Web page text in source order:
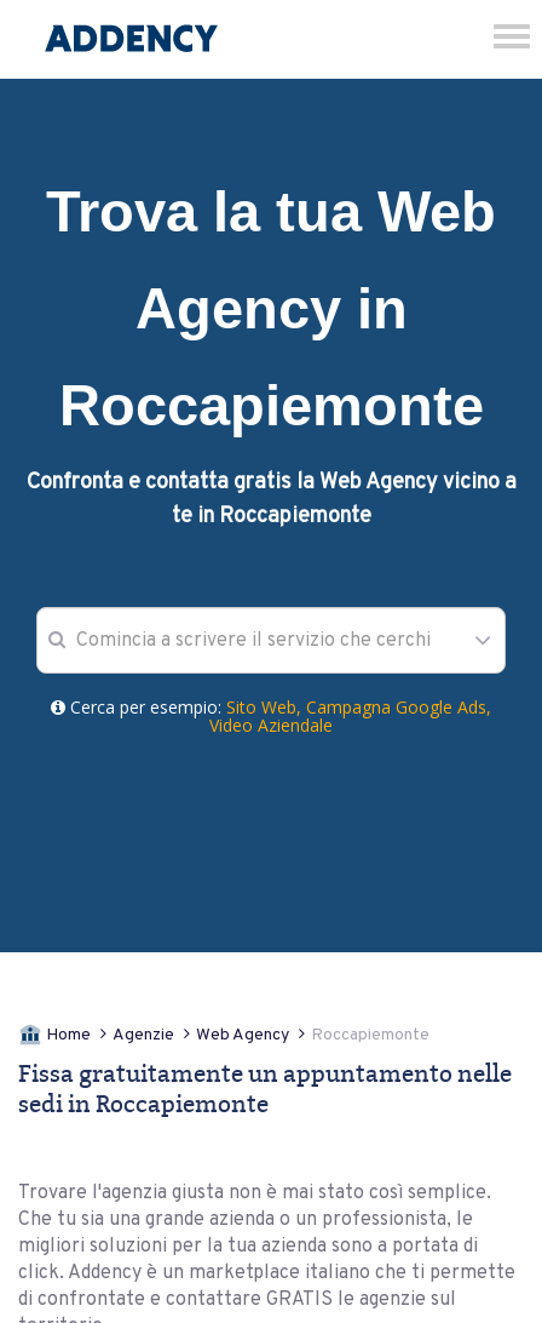
Trova la tua Web
Agency in
Roccapiemonte
Confronta e contatta gratis la Web Agency vicino a
te in Roccapiemonte
Cerca per esempio: Sito Web, Campagna Google Ads,
Video Aziendale
Home Agenzie Web Agency Roccapiemonte
Fissa gratuitamente un appuntamento nelle
sedi in Roccapiemonte
Trovare l'agenzia giusta non è mai stato così semplice.
Che tu sia una grande azienda o un professionista, le
migliori soluzioni per la tua azienda sono a portata di
click. Addency è un marketplace italiano che ti permette
di confrontate e contattare GRATIS le agenzie sul